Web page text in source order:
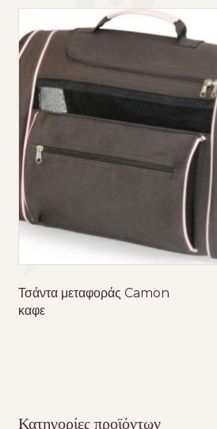
Τσάντα μεταφοράς Camon
καφε
Κατηγορίες προϊόντων